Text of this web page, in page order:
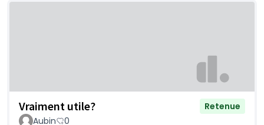
Vraiment utile?
Retenue
Aubin
0